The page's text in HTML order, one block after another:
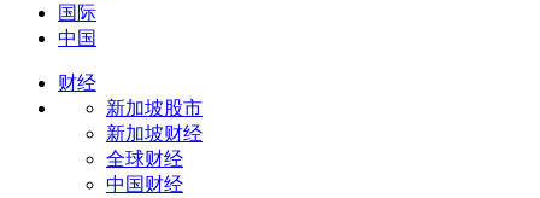
国际
中国
财经
新加坡股市
新加坡财经
全球财经
中国财经